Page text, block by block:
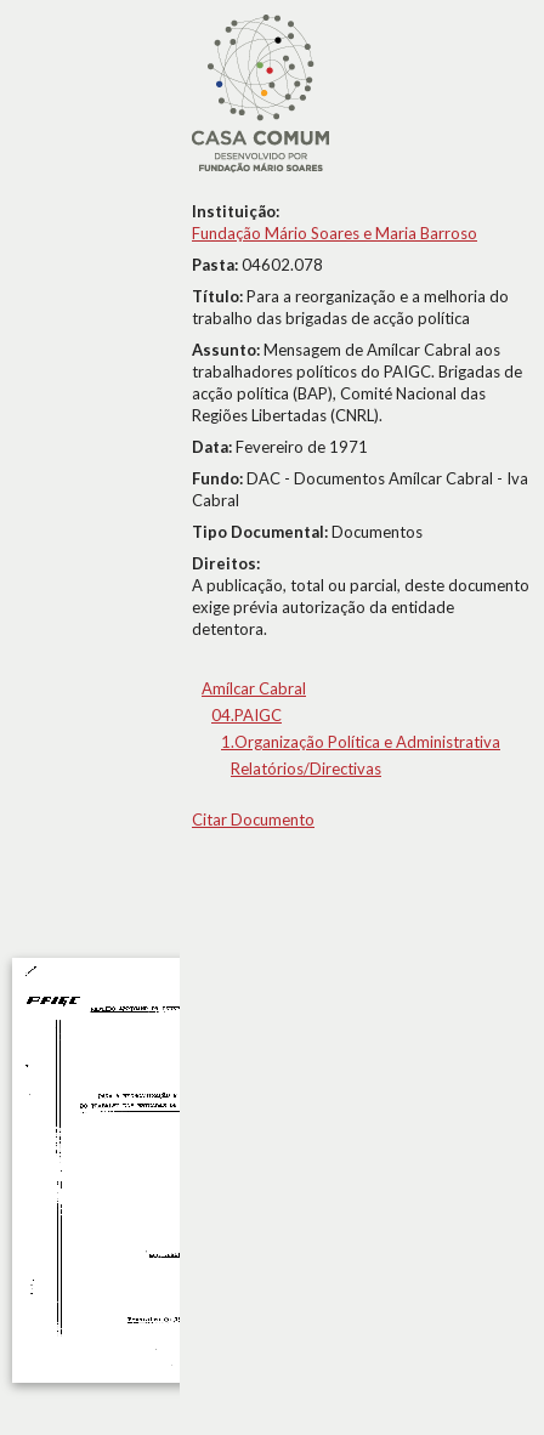
Instituição:
Fundação Mário Soares e Maria Barroso
Pasta:04602.078
Título:Para a reorganização e a melhoria do
trabalho das brigadas de acção política
Assunto:Mensagem de Amílcar Cabral aos
trabalhadores políticos do PAIGC. Brigadas de
acção política (BAP), Comité Nacional das
Regiões Libertadas (CNRL).
Data:Fevereiro de 1971
Fundo:DAC - Documentos Amílcar Cabral - Iva
Cabral
Tipo Documental:Documentos
Direitos:
A publicação, total ou parcial, deste documento
exige prévia autorização da entidade
detentora.
Amílcar Cabral
04.PAIGC
1.Organização Política e Administrativa
Relatórios/Directivas
Citar Documento